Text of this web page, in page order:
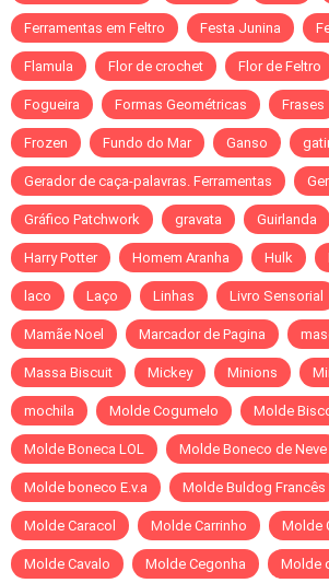
Ferramentas em Feltro Festa Junina
Flamula Flor de crochet Flor de Feltro
Fogueira Formas Geométricas Frases
Frozen Fundo do Mar Ganso
Gerador de caça-palavras. Ferramentas
Gráfico Patchwork gravata Guirlanda
Harry Potter Homem Aranha Hulk
laco Laço Linhas Livro Sensorial
Mamãe Noel Marcador de Pagina
Massa Biscuit Mickey Minions
mochila Molde Cogumelo Molde
Molde Boneca LOL Molde Boneco de Neve
Molde boneco E.v.a Molde Buldog Francês
Molde Caracol Molde Carrinho Molde
Molde Cavalo Molde Cegonha Molde